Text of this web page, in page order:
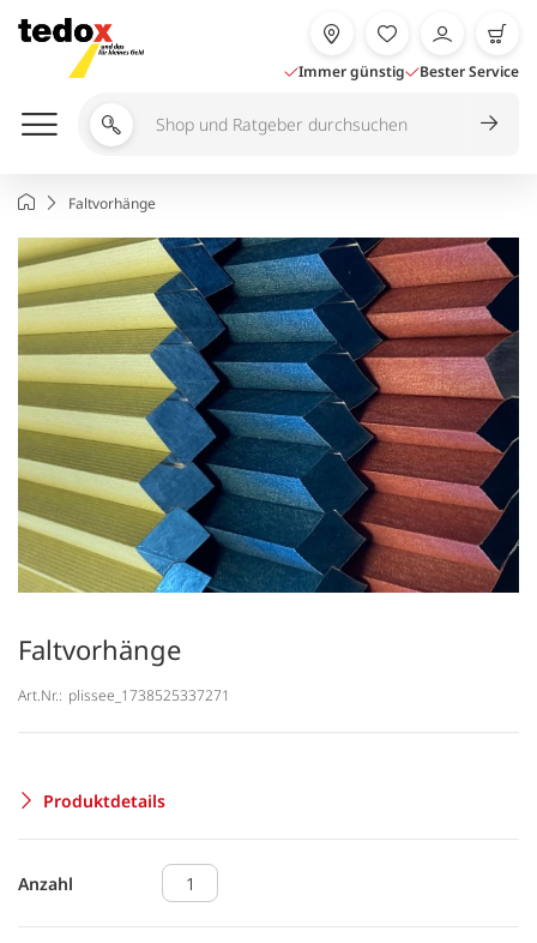
Inhalt
springen
Immer günstig Bester Service
Shop
durchsuchen
StartseiteFaltvorhänge
Faltvorhänge
Art.Nr.: plissee_1738525337271
Produktdetails
Anzahl